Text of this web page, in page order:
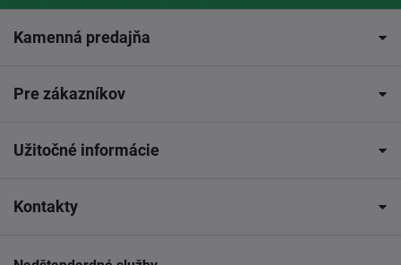
Kamenná predajňa
Pre zákazníkov
Užitočné informácie
Kontakty